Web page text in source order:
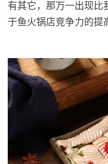
有其它，那万一出现比
于鱼火锅店竞争力的提